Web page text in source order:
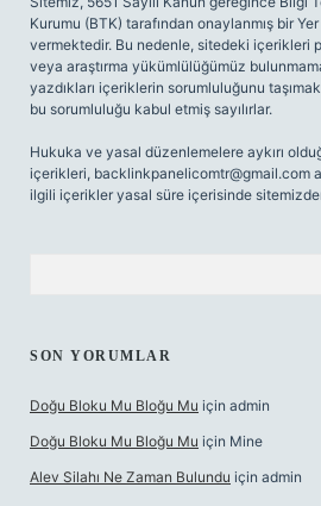
Kurumu (BTK) tarafından onaylanmış bir
vermektedir. Bu nedenle, sitedeki içerikleri
veya araştırma yükümlülüğümüz
yazdıkları içeriklerin sorumluluğunu
bu sorumluluğu kabul etmiş sayılırlar.
Hukuka ve yasal düzenlemelere aykırı
içerikleri, backlinkpanelicomtr@gmail.com
ilgili içerikler yasal süre içerisinde
SON YORUMLAR
Doğu Bloku Mu Bloğu Mu için admin
Doğu Bloku Mu Bloğu Mu için Mine
Alev Silahı Ne Zaman Bulundu için admin